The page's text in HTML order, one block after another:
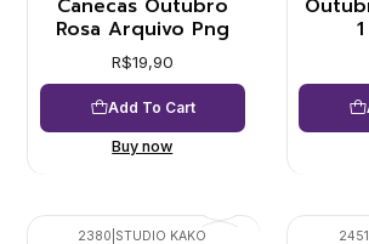
Canecas Outubro
Rosa Arquivo Png
R$19,90
Add To Cart
Buy now
2380 STUDIO KAKO 2451